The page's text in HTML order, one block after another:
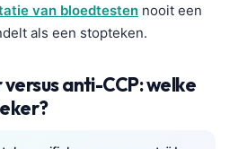
van bloedtesten nooit een
als een stopteken.
anti-CCP: welke